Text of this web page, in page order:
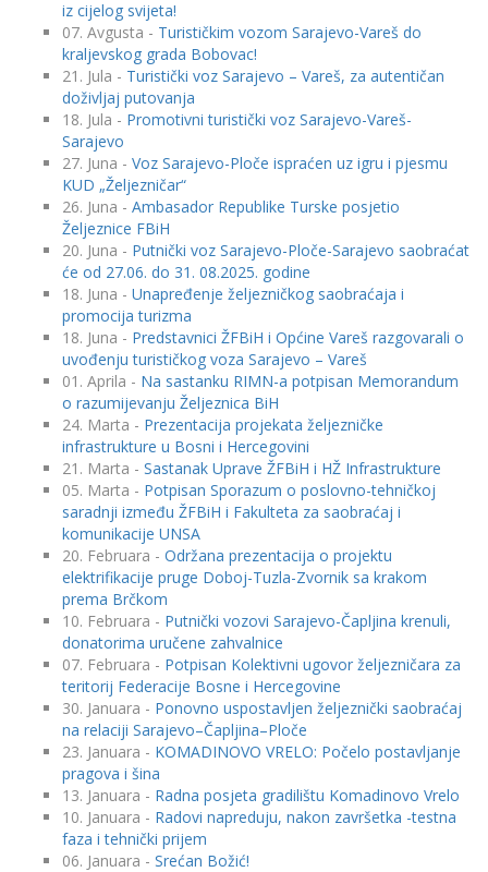
iz cijelog svijeta!
07. Avgusta - Turističkim vozom Sarajevo-Vareš do
kraljevskog grada Bobovac!
21. Jula - Turistički voz Sarajevo – Vareš, za autentičan
doživljaj putovanja
18. Jula - Promotivni turistički voz Sarajevo-Vareš-
Sarajevo
27. Juna - Voz Sarajevo-Ploče ispraćen uz igru i pjesmu
KUD „Željezničar“
26. Juna - Ambasador Republike Turske posjetio
Željeznice FBiH
20. Juna - Putnički voz Sarajevo-Ploče-Sarajevo saobraćat
će od 27.06. do 31. 08.2025. godine
18. Juna - Unapređenje željezničkog saobraćaja i
promocija turizma
18. Juna - Predstavnici ŽFBiH i Općine Vareš razgovarali o
uvođenju turističkog voza Sarajevo – Vareš
01. Aprila - Na sastanku RIMN-a potpisan Memorandum
o razumijevanju Željeznica BiH
24. Marta - Prezentacija projekata željezničke
infrastrukture u Bosni i Hercegovini
21. Marta - Sastanak Uprave ŽFBiH i HŽ Infrastrukture
05. Marta - Potpisan Sporazum o poslovno-tehničkoj
saradnji između ŽFBiH i Fakulteta za saobraćaj i
komunikacije UNSA
20. Februara - Održana prezentacija o projektu
elektrifikacije pruge Doboj-Tuzla-Zvornik sa krakom
prema Brčkom
10. Februara - Putnički vozovi Sarajevo-Čapljina krenuli,
donatorima uručene zahvalnice
07. Februara - Potpisan Kolektivni ugovor željezničara za
teritorij Federacije Bosne i Hercegovine
30. Januara - Ponovno uspostavljen željeznički saobraćaj
na relaciji Sarajevo–Čapljina–Ploče
23. Januara - KOMADINOVO VRELO: Počelo postavljanje
pragova i šina
13. Januara - Radna posjeta gradilištu Komadinovo Vrelo
10. Januara - Radovi napreduju, nakon završetka -testna
faza i tehnički prijem
06. Januara - Srećan Božić!